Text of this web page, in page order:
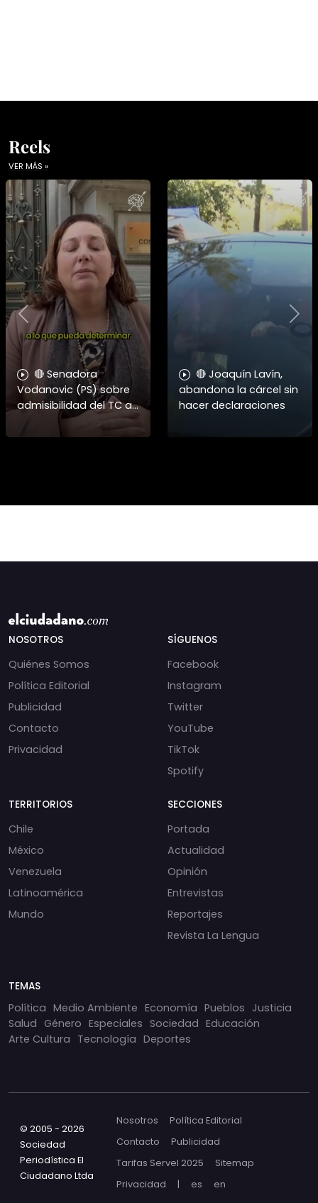
Reels
VER MÁS »
🔴 Senadora
Vodanovic (PS) sobre
admisibilidad del TC a
requerimientos por
megarreforma
🔴 Joaquín Lavín,
abandona la cárcel sin
hacer declaraciones
Previous
NOSOTROS
Quiénes Somos
Política Editorial
Publicidad
Contacto
Privacidad
SÍGUENOS
Facebook
Instagram
Twitter
YouTube
TikTok
Spotify
TERRITORIOS
Chile
México
Venezuela
Latinoamérica
Mundo
SECCIONES
Portada
Actualidad
Opinión
Entrevistas
Reportajes
Revista La Lengua
TEMAS
Política Medio Ambiente Economía Pueblos Justicia
Salud Género Especiales Sociedad Educación
Arte Cultura Tecnología Deportes
© 2005 - 2026
Sociedad
Periodística El
Ciudadano Ltda
Nosotros
Política Editorial
Contacto
Publicidad
Tarifas Servel 2025
Sitemap
Privacidad
| es en